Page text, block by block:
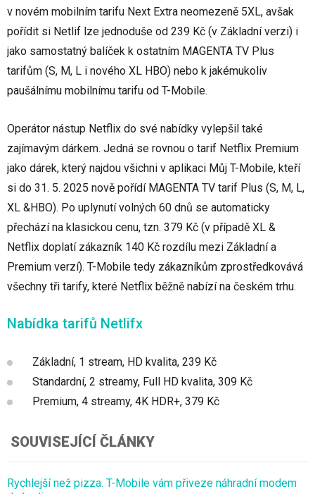
v novém mobilním tarifu Next Extra neomezeně 5XL, avšak
pořídit si Netlif lze jednoduše od 239 Kč (v Základní verzi) i
jako samostatný balíček k ostatním MAGENTA TV Plus
tarifům (S, M, L i nového XL HBO) nebo k jakémukoliv
paušálnímu mobilnímu tarifu od T-Mobile.
Operátor nástup Netflix do své nabídky vylepšil také
zajímavým dárkem. Jedná se rovnou o tarif Netflix Premium
jako dárek, který najdou všichni v aplikaci Můj T-Mobile, kteří
si do 31. 5. 2025 nově pořídí MAGENTA TV tarif Plus (S, M, L,
XL &HBO). Po uplynutí volných 60 dnů se automaticky
přechází na klasickou cenu, tzn. 379 Kč (v případě XL &
Netflix doplatí zákazník 140 Kč rozdílu mezi Základní a
Premium verzí). T-Mobile tedy zákazníkům zprostředkovává
všechny tři tarify, které Netflix běžně nabízí na českém trhu.
Nabídka tarifů Netlifx
Základní, 1 stream, HD kvalita, 239 Kč
Standardní, 2 streamy, Full HD kvalita, 309 Kč
Premium, 4 streamy, 4K HDR+, 379 Kč
SOUVISEJÍCÍ ČLÁNKY
Rychlejší než pizza. T-Mobile vám přiveze náhradní modem